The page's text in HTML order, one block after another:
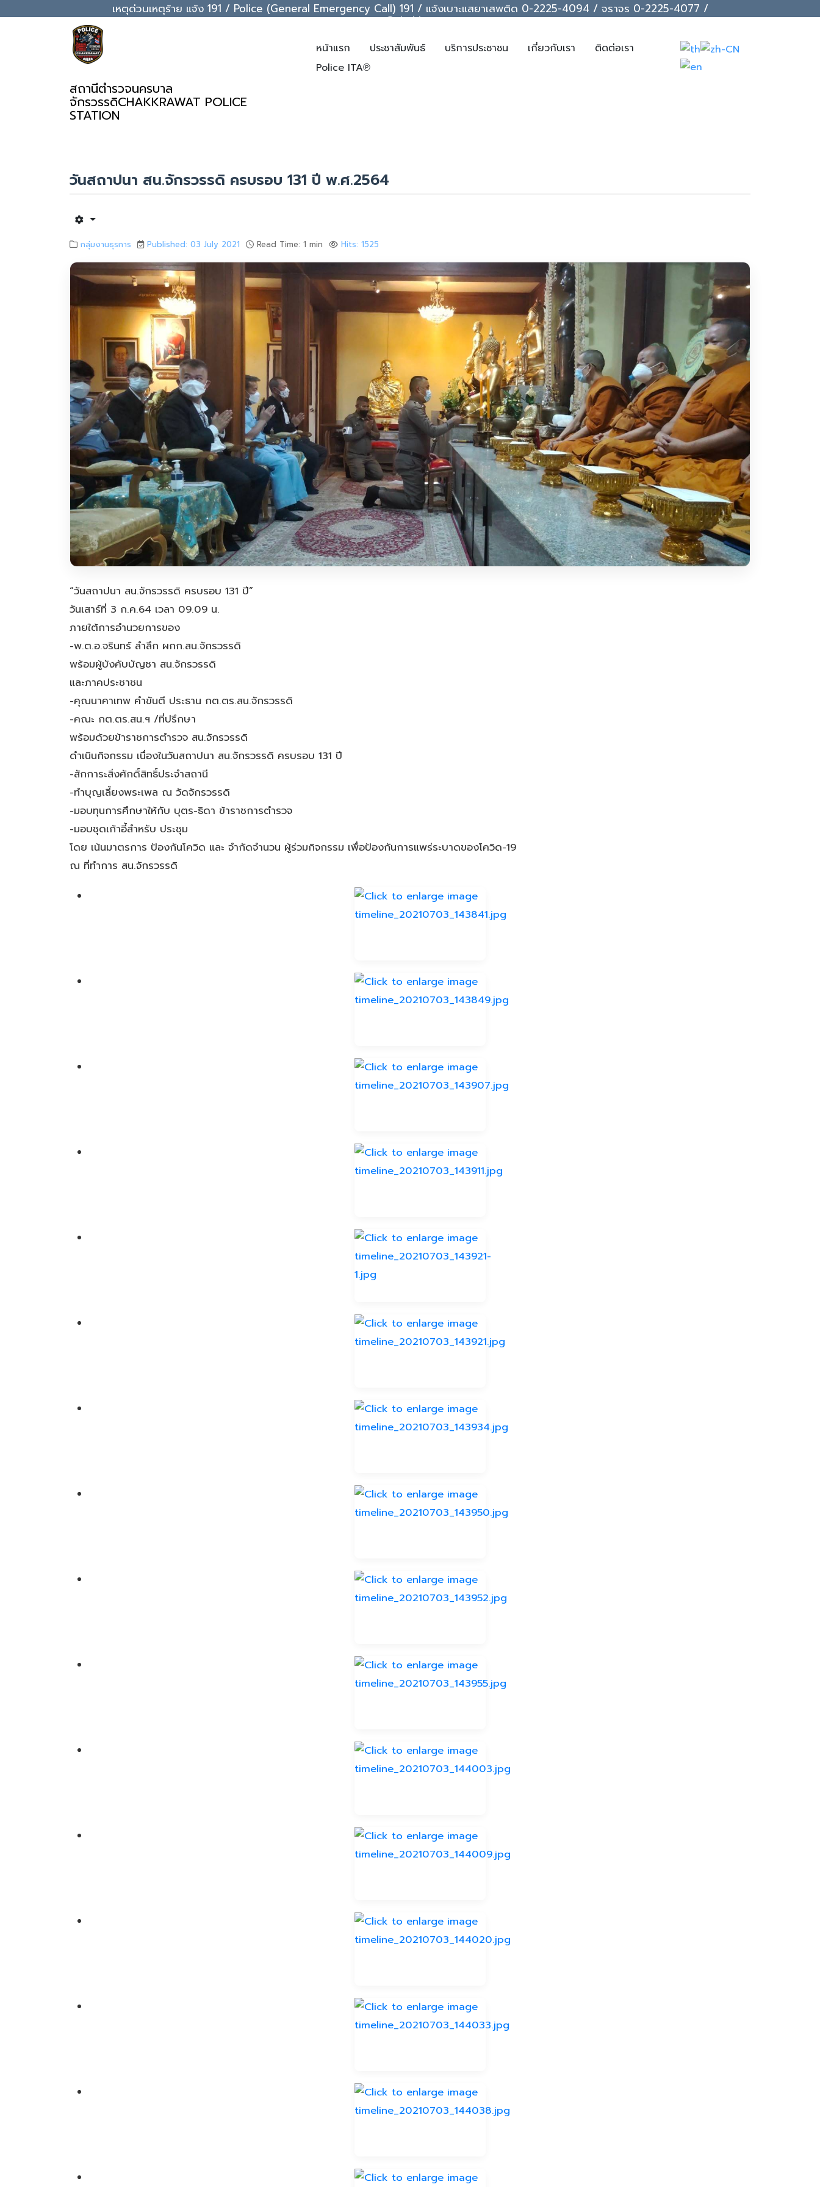
เหตุด่วนเหตุร้าย แจ้ง 191 / Police (General Emergency Call) 191 / แจ้งเบาะแสยาเสพติด 0-2225-4094 / จราจร 0-2225-4077 /
support@chakkrawat.com
สถานีตำรวจนครบาล
จักรวรรดิCHAKKRAWAT POLICE
STATION
หน้าแรก ประชาสัมพันธ์ บริการประชาชน เกี่ยวกับเรา
ติดต่อเรา
Police ITA℗
วันสถาปนา สน.จักรวรรดิ ครบรอบ 131 ปี พ.ศ.2564
กลุ่มงานธุรการ Published: 03 July 2021 Read Time: 1 min Hits: 1525
“วันสถาปนา สน.จักรวรรดิ ครบรอบ 131 ปี”
วันเสาร์ที่ 3 ก.ค.64 เวลา 09.09 น.
ภายใต้การอำนวยการของ
-พ.ต.อ.จรินทร์ ลำลึก ผกก.สน.จักรวรรดิ
พร้อมผู้บังคับบัญชา สน.จักรวรรดิ
และภาคประชาชน
-คุณนาคาเทพ คำขันตี ประธาน กต.ตร.สน.จักรวรรดิ
-คณะ กต.ตร.สน.ฯ /ที่ปรึกษา
พร้อมด้วยข้าราชการตำรวจ สน.จักรวรรดิ
ดำเนินกิจกรรม เนื่องในวันสถาปนา สน.จักรวรรดิ ครบรอบ 131 ปี
-สักการะสิ่งศักดิ์สิทธิ์ประจำสถานี
-ทำบุญเลี้ยงพระเพล ณ วัดจักรวรรดิ
-มอบทุนการศึกษาให้กับ บุตร-ธิดา ข้าราชการตำรวจ
-มอบชุดเก้าอี้สำหรับ ประชุม
โดย เน้นมาตรการ ป้องกันโควิด และ จำกัดจำนวน ผู้ร่วมกิจกรรม เพื่อป้องกันการแพร่ระบาดของโควิด-19
ณ ที่ทำการ สน.จักรวรรดิ